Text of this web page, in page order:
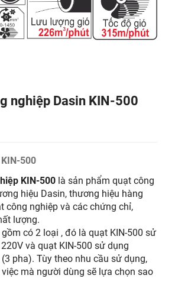
nghiệp Dasin KIN-500
KIN-500
KIN-500 là sản phẩm quạt công
hiệu Dasin, thương hiệu hàng
công nghiệp và các chứng chỉ,
lượng.
có 2 loại , đó là quạt KIN-500 sử
và quạt KIN-500 sử dụng
pha). Tùy theo nhu cầu sử dụng,
mà người dùng sẽ lựa chọn sao